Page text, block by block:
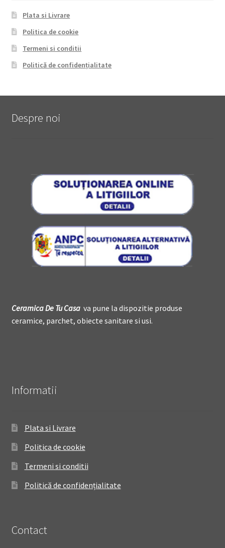
Plata si Livrare
Politica de cookie
Termeni si conditii
Politică de confidențialitate
Despre noi
Ceramica DeTu Casava pune la dispozitie produse
ceramice, parchet, obiecte sanitare si usi.
Informatii
Plata si Livrare
Politica de cookie
Termeni si conditii
Politică de confidențialitate
Contact